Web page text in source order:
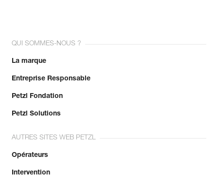
QUI SOMMES-NOUS ?
La marque
Entreprise Responsable
Petzl Fondation
Petzl Solutions
AUTRES SITES WEB PETZL
Opérateurs
Intervention